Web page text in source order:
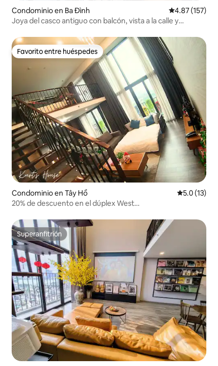
Condominio en Ba Đình Calificación
4.87 (157)
Joya del casco antiguo con balcón, vista a la calle y
Favorito entre huéspedes
Favorito entre huéspedes
Condominio en Tây Hồ Calificación
5.0 (13)
20% de descuento en el dúplex West
Superanfitrión
Superanfitrión